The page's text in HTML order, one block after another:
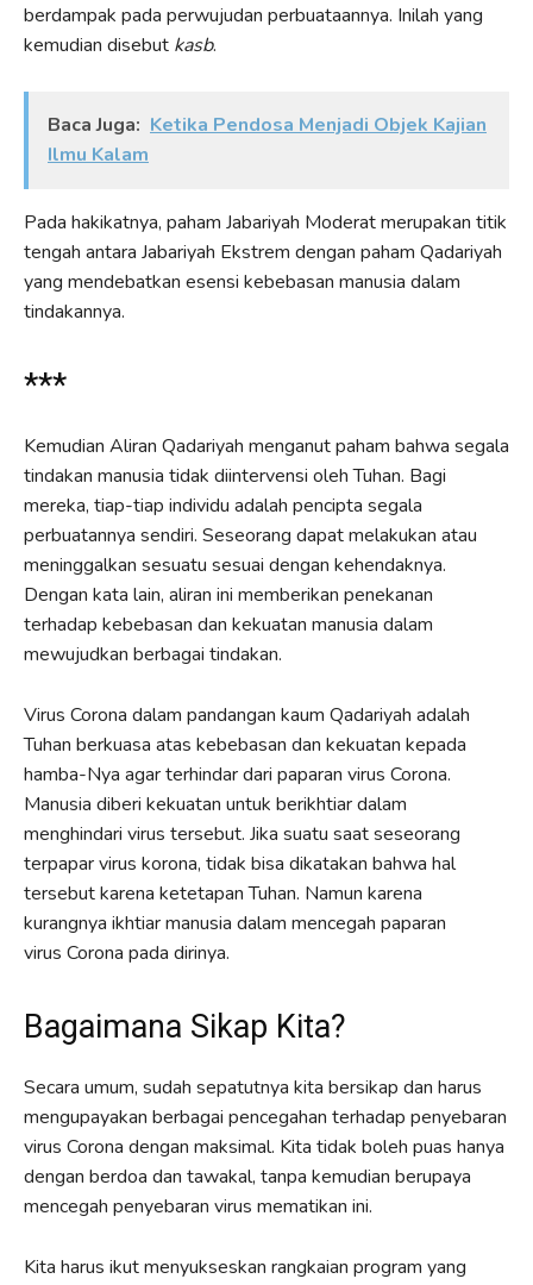
berdampak pada perwujudan perbuataannya. Inilah yang
kemudian disebut kasb.
Baca Juga: Ketika Pendosa Menjadi Objek Kajian
Ilmu Kalam
Pada hakikatnya, paham Jabariyah Moderat merupakan titik
tengah antara Jabariyah Ekstrem dengan paham Qadariyah
yang mendebatkan esensi kebebasan manusia dalam
tindakannya.
***
Kemudian Aliran Qadariyah menganut paham bahwa segala
tindakan manusia tidak diintervensi oleh Tuhan. Bagi
mereka, tiap-tiap individu adalah pencipta segala
perbuatannya sendiri. Seseorang dapat melakukan atau
meninggalkan sesuatu sesuai dengan kehendaknya.
Dengan kata lain, aliran ini memberikan penekanan
terhadap kebebasan dan kekuatan manusia dalam
mewujudkan berbagai tindakan.
Virus Corona dalam pandangan kaum Qadariyah adalah
Tuhan berkuasa atas kebebasan dan kekuatan kepada
hamba-Nya agar terhindar dari paparan virus Corona.
Manusia diberi kekuatan untuk berikhtiar dalam
menghindari virus tersebut. Jika suatu saat seseorang
terpapar virus korona, tidak bisa dikatakan bahwa hal
tersebut karena ketetapan Tuhan. Namun karena
kurangnya ikhtiar manusia dalam mencegah paparan
virus Corona pada dirinya.
Bagaimana Sikap Kita?
Secara umum, sudah sepatutnya kita bersikap dan harus
mengupayakan berbagai pencegahan terhadap penyebaran
virus Corona dengan maksimal. Kita tidak boleh puas hanya
dengan berdoa dan tawakal, tanpa kemudian berupaya
mencegah penyebaran virus mematikan ini.
Kita harus ikut menyukseskan rangkaian program yang